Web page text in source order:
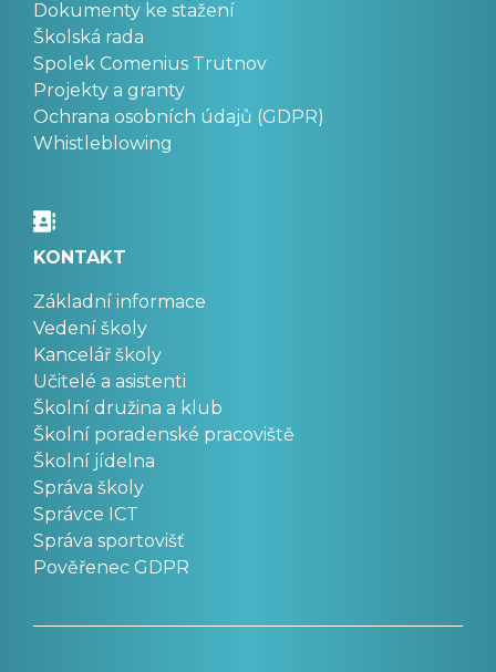
Dokumenty ke stažení
Školská rada
Spolek Comenius Trutnov
Projekty a granty
Ochrana osobních údajů (GDPR)
Whistleblowing
KONTAKT
Základní informace
Vedení školy
Kancelář školy
Učitelé a asistenti
Školní družina a klub
Školní poradenské pracoviště
Školní jídelna
Správa školy
Správce ICT
Správa sportovišť
Pověřenec GDPR